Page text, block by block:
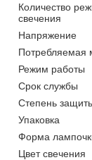
Количество
свечения
Напряжение
Потребляемая
Режим работы
Срок службы
Степень
Упаковка
Форма
Цвет свечения